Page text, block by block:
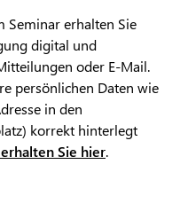
Seminar erhalten Sie
digital und
oder E-Mail.
persönlichen Daten wie
in den
korrekt hinterlegt
Sie hier.